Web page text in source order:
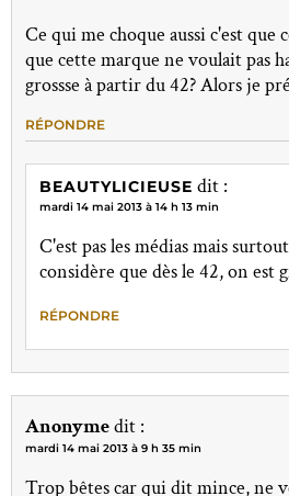
Ce qui me choque aussi c'est
que cette marque ne voulait pas
grossse à partir du 42? Alors je
RÉPONDRE
BEAUTYLICIEUSE dit :
mardi 14 mai 2013 à 14 h 13 min
C'est pas les médias mais
considère que dès le 42, on est
RÉPONDRE
Anonymedit :
mardi 14 mai 2013 à 9 h 35 min
Trop bêtes car qui dit mince, ne